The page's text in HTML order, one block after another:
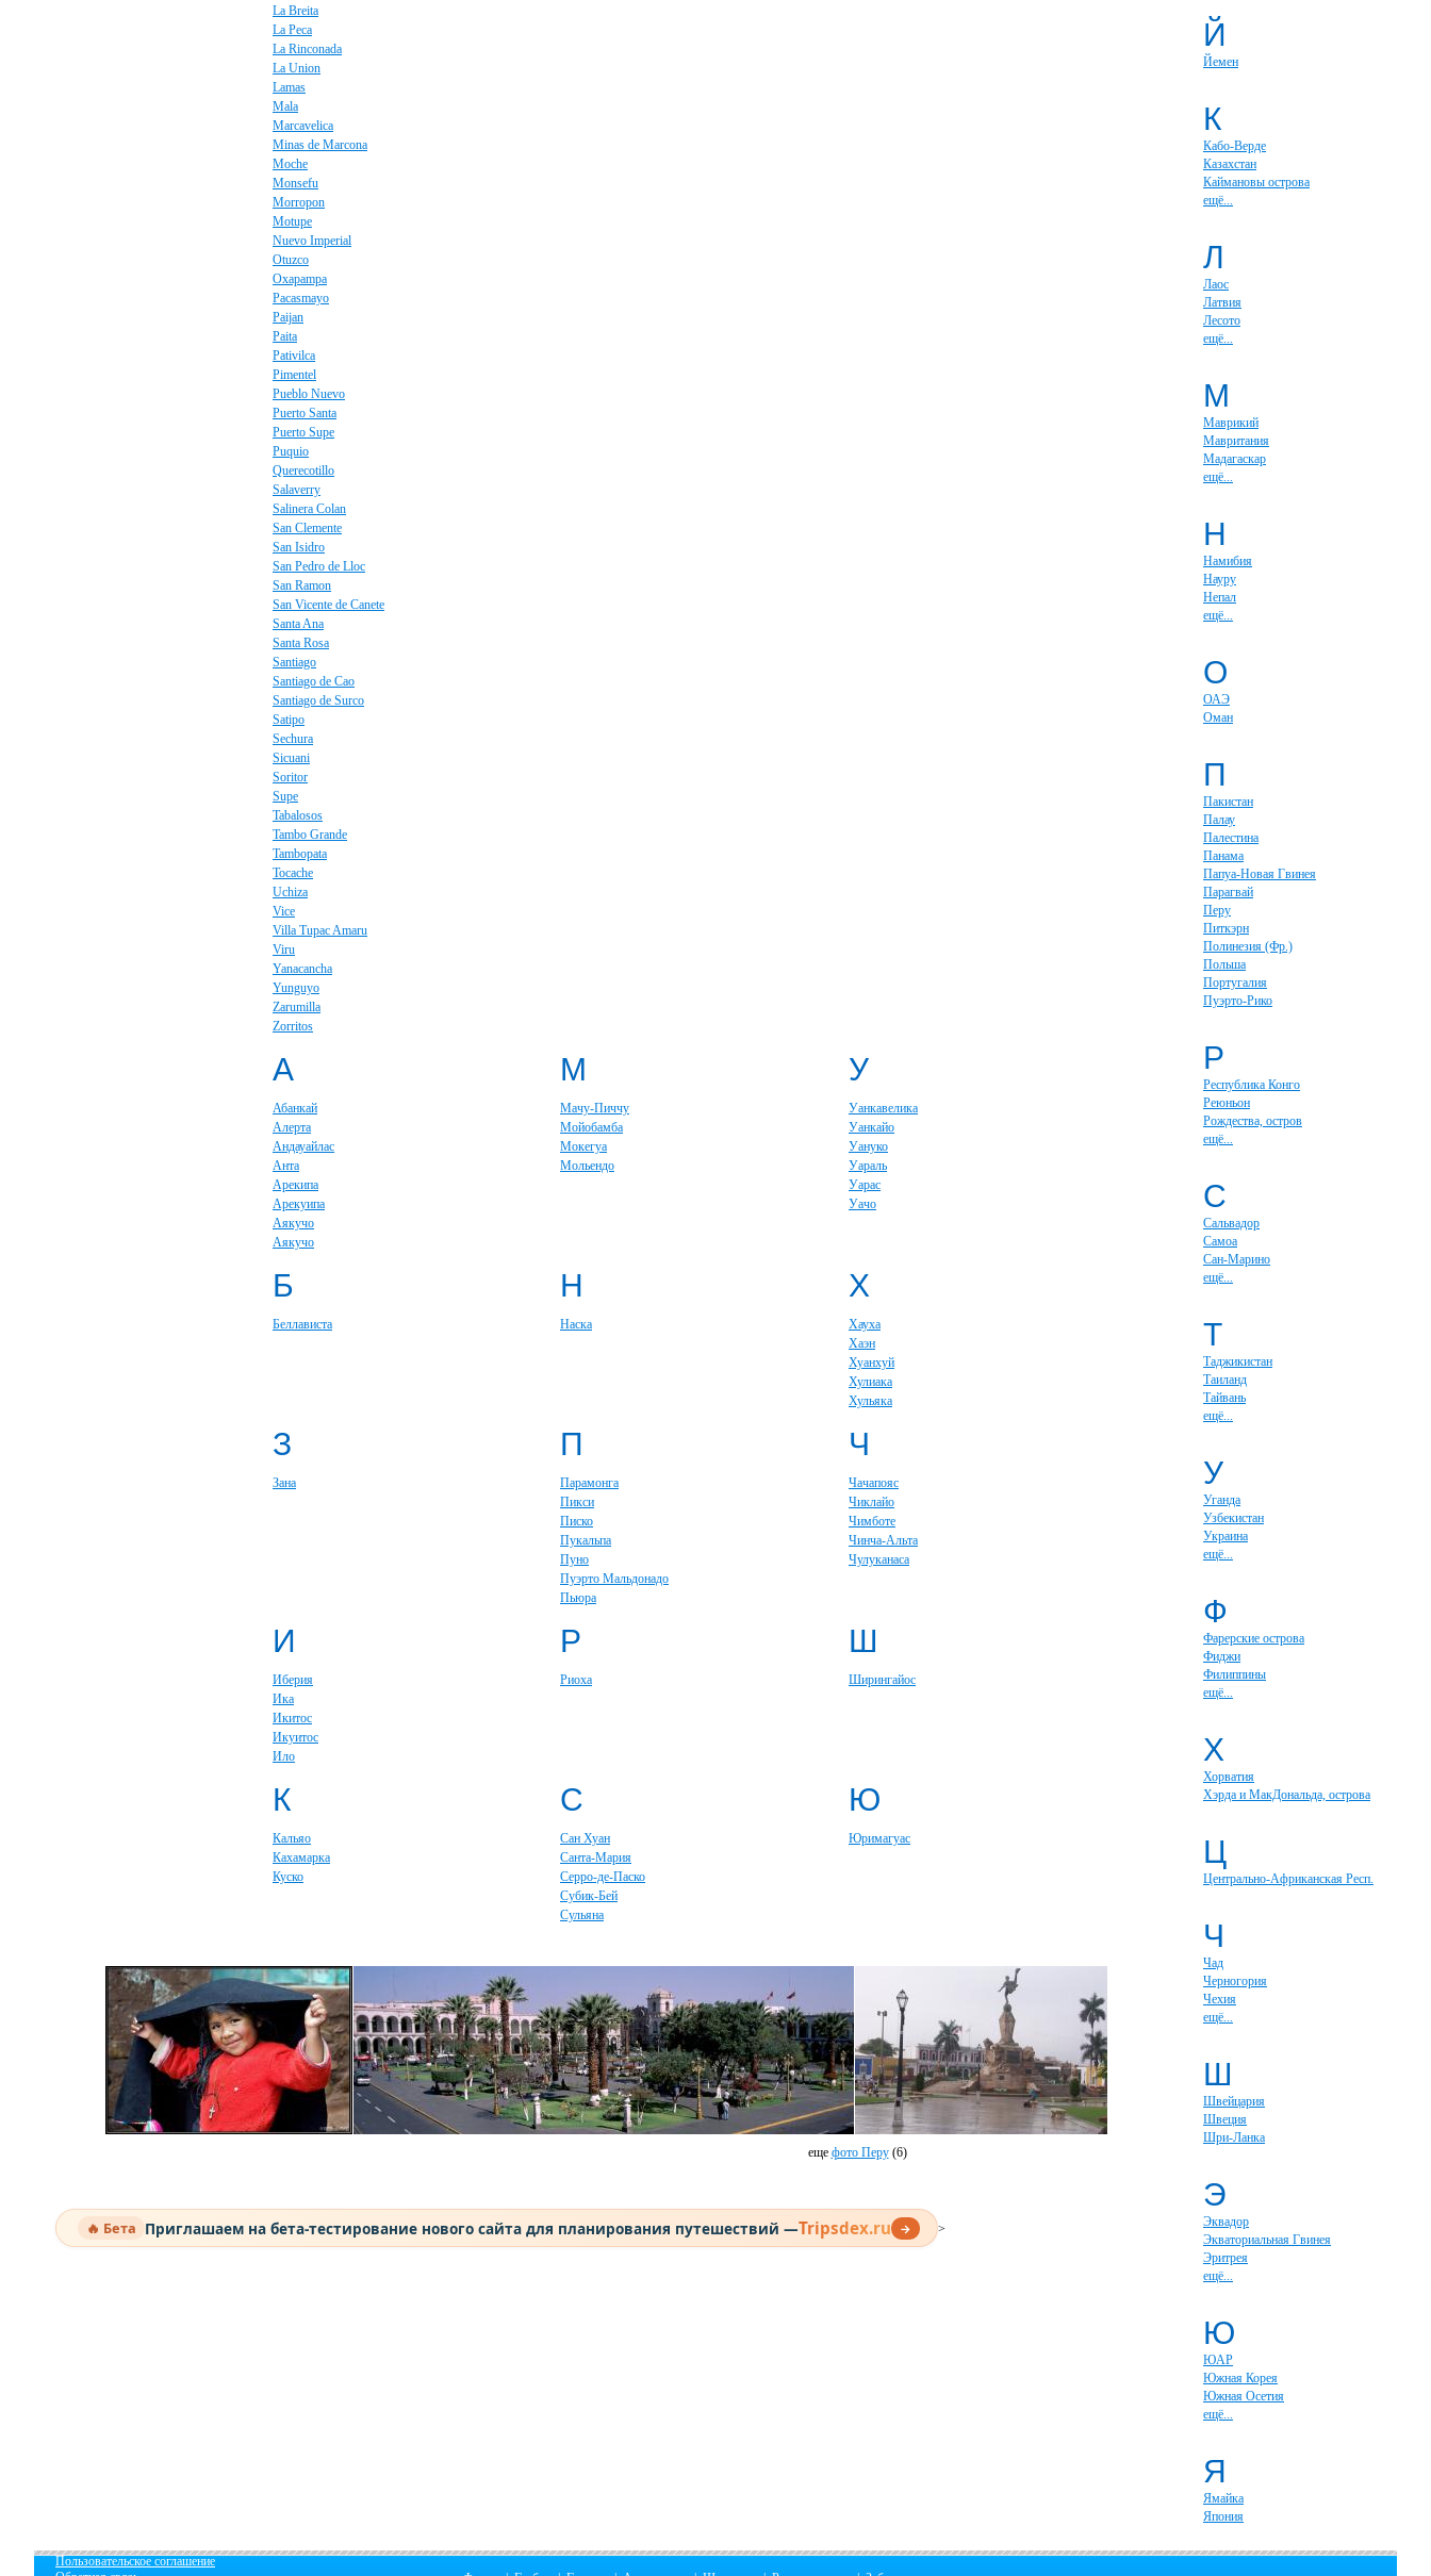
La Breita
La Peca
La Rinconada
La Union
Lamas
Mala
Marcavelica
Minas de Marcona
Moche
Monsefu
Morropon
Motupe
Nuevo Imperial
Otuzco
Oxapampa
Pacasmayo
Paijan
Paita
Pativilca
Pimentel
Pueblo Nuevo
Puerto Santa
Puerto Supe
Puquio
Querecotillo
Salaverry
Salinera Colan
San Clemente
San Isidro
San Pedro de Lloc
San Ramon
San Vicente de Canete
Santa Ana
Santa Rosa
Santiago
Santiago de Cao
Santiago de Surco
Satipo
Sechura
Sicuani
Soritor
Supe
Tabalosos
Tambo Grande
Tambopata
Tocache
Uchiza
Vice
Villa Tupac Amaru
Viru
Yanacancha
Yunguyo
Zarumilla
Zorritos
А
Абанкай
Алерта
Андауайлас
Анта
Арекипа
Арекуипа
Аякучо
Аякучо
М
Мачу-Пиччу
Мойобамба
Мокегуа
Мольендо
У
Уанкавелика
Уанкайо
Уануко
Уараль
Уарас
Уачо
Б
Беллависта
Н
Наска
Х
Хауха
Хаэн
Хуанхуй
Хулиака
Хульяка
З
Зана
П
Парамонга
Пикси
Писко
Пукальпа
Пуно
Пуэрто Мальдонадо
Пьюра
Ч
Чачапояс
Чиклайо
Чимботе
Чинча-Альта
Чулуканаса
И
Иберия
Ика
Икитос
Икуитос
Ило
Р
Риоха
Ш
Ширингайос
К
Кальяо
Кахамарка
Куско
С
Сан Хуан
Санта-Мария
Серро-де-Паско
Субик-Бей
Сульяна
Ю
Юримагуас
еще фото Перу(6)
🔥 Бета Приглашаем на бета-тестирование нового сайта для планирования путешествий —Tripsdex.ru → >
Й
Йемен
К
Кабо-Верде
Казахстан
Каймановы острова
ещё...
Л
Лаос
Латвия
Лесото
ещё...
М
Маврикий
Мавритания
Мадагаскар
ещё...
Н
Намибия
Науру
Непал
ещё...
О
ОАЭ
Оман
П
Пакистан
Палау
Палестина
Панама
Папуа-Новая Гвинея
Парагвай
Перу
Питкэрн
Полинезия (Фр.)
Польша
Португалия
Пуэрто-Рико
Р
Республика Конго
Реюньон
Рождества, остров
ещё...
С
Сальвадор
Самоа
Сан-Марино
ещё...
Т
Таджикистан
Таиланд
Тайвань
ещё...
У
Уганда
Узбекистан
Украина
ещё...
Ф
Фарерские острова
Фиджи
Филиппины
ещё...
Х
Хорватия
Хэрда и МакДональда, острова
Ц
Центрально-Африканская Респ.
Ч
Чад
Черногория
Чехия
ещё...
Ш
Швейцария
Швеция
Шри-Ланка
Э
Эквадор
Экваториальная Гвинея
Эритрея
ещё...
Ю
ЮАР
Южная Корея
Южная Осетия
ещё...
Я
Ямайка
Япония
Пользовательское соглашение